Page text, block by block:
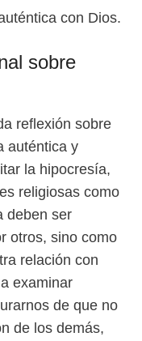
con Dios.
sobre
reflexión sobre
auténtica y
la hipocresía,
religiosas como
deben ser
otros, sino como
relación con
examinar
de que no
de los demás,